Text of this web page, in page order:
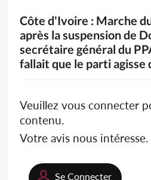
Côte d'Ivoire : Marche
après la suspension de
secrétaire général du
fallait que le parti agisse
Veuillez vous connecter
contenu.
Votre avis nous intéresse.
Se Connecter